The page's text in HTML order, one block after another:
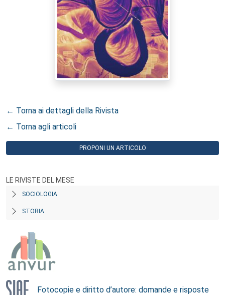
← Torna ai dettagli della Rivista
← Torna agli articoli
PROPONI UN ARTICOLO
LE RIVISTE DEL MESE
SOCIOLOGIA
STORIA
Fotocopie e diritto d’autore: domande e risposte